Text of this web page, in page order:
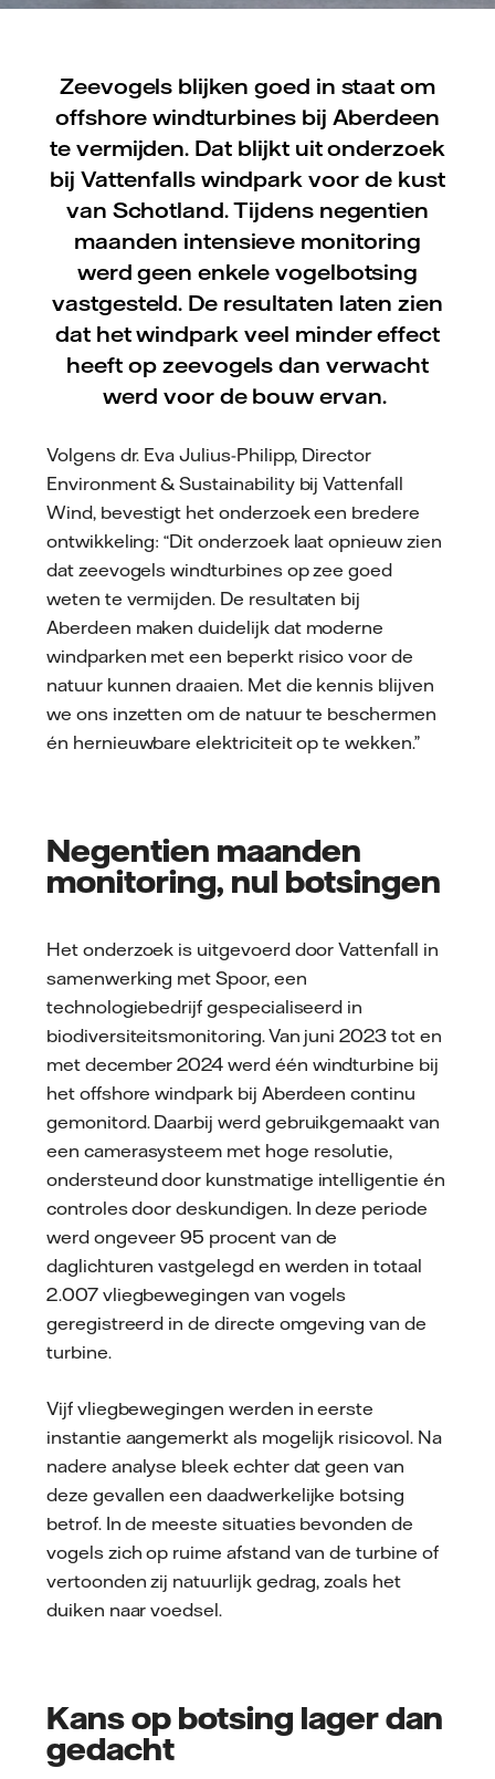
Zeevogels blijken goed in staat om
offshore windturbines bij Aberdeen
te vermijden. Dat blijkt uit onderzoek
bij Vattenfalls windpark voor de kust
van Schotland. Tijdens negentien
maanden intensieve monitoring
werd geen enkele vogelbotsing
vastgesteld. De resultaten laten zien
dat het windpark veel minder effect
heeft op zeevogels dan verwacht
werd voor de bouw ervan.
Volgens dr. Eva Julius-Philipp, Director
Environment & Sustainability bij Vattenfall
Wind, bevestigt het onderzoek een bredere
ontwikkeling: “Dit onderzoek laat opnieuw zien
dat zeevogels windturbines op zee goed
weten te vermijden. De resultaten bij
Aberdeen maken duidelijk dat moderne
windparken met een beperkt risico voor de
natuur kunnen draaien. Met die kennis blijven
we ons inzetten om de natuur te beschermen
én hernieuwbare elektriciteit op te wekken.”
Negentien maanden
monitoring, nul botsingen
Het onderzoek is uitgevoerd door Vattenfall in
samenwerking met Spoor, een
technologiebedrijf gespecialiseerd in
biodiversiteitsmonitoring. Van juni 2023 tot en
met december 2024 werd één windturbine bij
het offshore windpark bij Aberdeen continu
gemonitord. Daarbij werd gebruikgemaakt van
een camerasysteem met hoge resolutie,
ondersteund door kunstmatige intelligentie én
controles door deskundigen. In deze periode
werd ongeveer 95 procent van de
daglichturen vastgelegd en werden in totaal
2.007 vliegbewegingen van vogels
geregistreerd in de directe omgeving van de
turbine.
Vijf vliegbewegingen werden in eerste
instantie aangemerkt als mogelijk risicovol. Na
nadere analyse bleek echter dat geen van
deze gevallen een daadwerkelijke botsing
betrof. In de meeste situaties bevonden de
vogels zich op ruime afstand van de turbine of
vertoonden zij natuurlijk gedrag, zoals het
duiken naar voedsel.
Kans op botsing lager dan
gedacht